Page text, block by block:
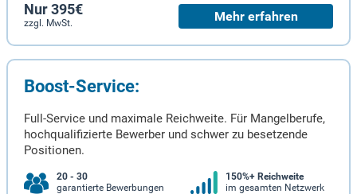
Nur 395€
zzgl. MwSt. Mehr erfahren
Boost-Service:
Full-Service und maximale Reichweite. Für Mangelberufe,
hochqualifizierte Bewerber und schwer zu besetzende
Positionen.
20 - 30
garantierte Bewerbungen
150%+ Reichweite
im gesamten Netzwerk